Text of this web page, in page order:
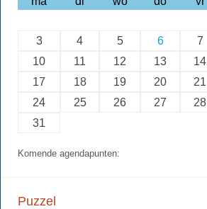
3
4 5 6 7
10
11 12 13 14
17
18 19 20 21
24
25 26 27 28
31
Komende agendapunten:
Puzzel